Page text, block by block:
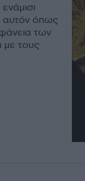
αυτόν όπως
των
με τους